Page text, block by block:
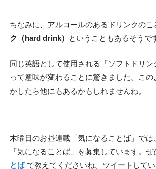
ちなみに、アルコールのあるドリンクのこ
ク（hard drink）
ということもあるそうで
同じ英語として使用される「ソフトドリン
って意味が変わることに驚きました。この
かしたら他にもあるかもしれませんね。
木曜日のお昼連載「気になることば」で
「気になることば」を募集しています。ぜ
とばで教えてくださいね。ツイートしてい